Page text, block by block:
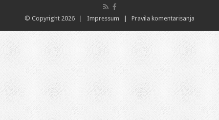
© Copyright 2026 | Impressum | Pravila komentarisanja